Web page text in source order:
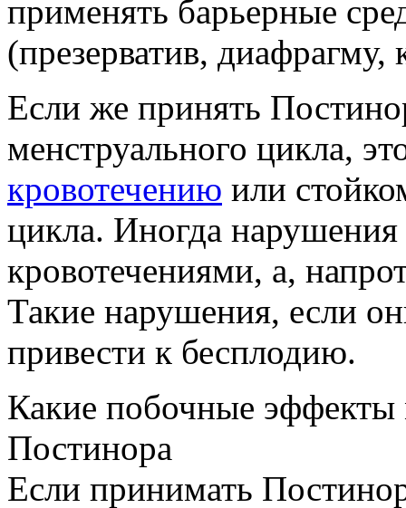
применять барьерные
(презерватив,
Если же принять
менструального цикла,
кровотечению или
цикла. Иногда нарушения
кровотечениями, а,
Такие нарушения, если
привести к бесплодию.
Какие побочные эффекты
Постинора
Если принимать